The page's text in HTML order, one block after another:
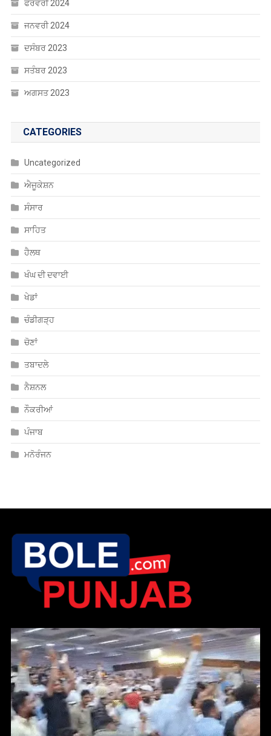
ਸਤੰਬਰ 2023
ਅਗਸਤ 2023
CATEGORIES
Uncategorized
ਸਾਹਿਤ
ਹੈਲਥ
ਖੰਘ ਦੀ ਦਵਾਈ
ਖੇਡਾਂ
ਚੰਡੀਗੜ੍ਹ
ਚੋਣਾਂ
ਤਬਾਦਲੇ
ਨੈਸ਼ਨਲ
ਨੌਕਰੀਆਂ
ਪੰਜਾਬ
ਮਨੋਰੰਜਨ
ਪੰਜਾਬ ਕਾਂਗਰਸ ਦੀ ਲੁਧਿਆਣਾ ਮੀਟਿੰਗ ‘ਚ ਵੜਿੰਗ ਅਤੇ ਆਸ਼ੂ ਸਮਰਥਕ ਭਿੜੇ